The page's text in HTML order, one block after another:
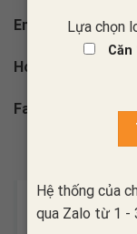
Lựa chọn
Căn
Hệ thống của
qua Zalo từ 1 -
Email:
Hotline:
Fanpage: https://
Xem Thêm: